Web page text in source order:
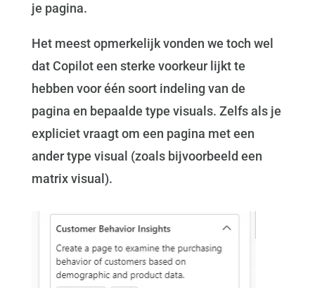
je pagina.
Het meest opmerkelijk vonden we toch wel
dat Copilot een sterke voorkeur lijkt te
hebben voor één soort indeling van de
pagina en bepaalde type visuals. Zelfs als je
expliciet vraagt om een pagina met een
ander type visual (zoals bijvoorbeeld een
matrix visual).